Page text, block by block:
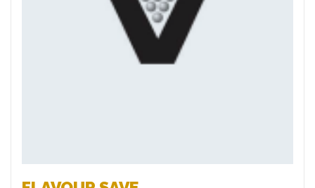
Favoriten